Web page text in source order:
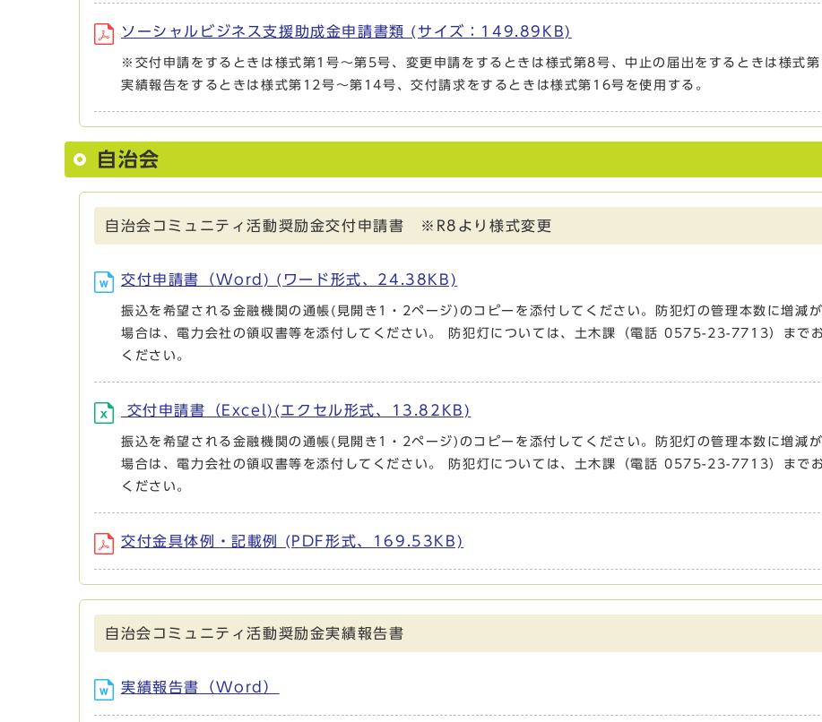
ソーシャルビジネス支援助成金申請書類 (サイズ：149.89KB)
※交付申請をするときは様式第1号～第5号、変更申請をするときは様式第8号、中止の届出をするときは様式第
実績報告をするときは様式第12号～第14号、交付請求をするときは様式第16号を使用する。
自治会
自治会コミュニティ活動奨励金交付申請書 ※R8より様式変更
交付申請書（Word) (ワード形式、24.38KB)
振込を希望される金融機関の通帳(見開き1・2ページ)のコピーを添付してください。防犯灯の管理本数に増減
場合は、電力会社の領収書等を添付してください。 防犯灯については、土木課（電話 0575-23-7713）まで
ください。
交付申請書（Excel)(エクセル形式、13.82KB)
振込を希望される金融機関の通帳(見開き1・2ページ)のコピーを添付してください。防犯灯の管理本数に増減
場合は、電力会社の領収書等を添付してください。 防犯灯については、土木課（電話 0575-23-7713）まで
ください。
交付金具体例・記載例 (PDF形式、169.53KB)
自治会コミュニティ活動奨励金実績報告書
実績報告書（Word）